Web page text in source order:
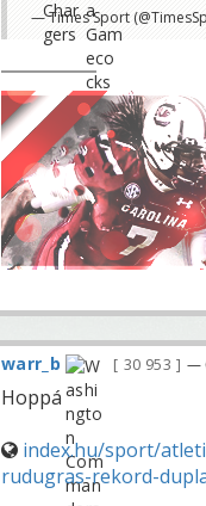
— Times Sport
warr_b 30 953 —
Hoppá
index.hu/sport/
rudugras-rekord-